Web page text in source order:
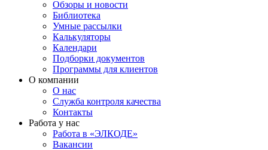
Обзоры и новости
Библиотека
Умные рассылки
Калькуляторы
Календари
Подборки документов
Программы для клиентов
О компании
О нас
Служба контроля качества
Контакты
Работа у нас
Работа в «ЭЛКОДЕ»
Вакансии